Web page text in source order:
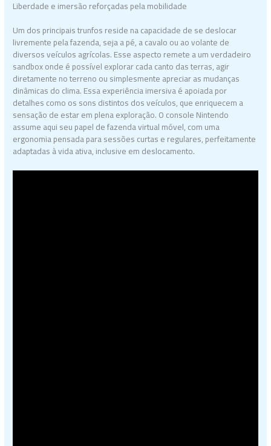
Liberdade e imersão reforçadas pela mobilidade
Um dos principais trunfos reside na capacidade de se deslocar
livremente pela fazenda, seja a pé, a cavalo ou ao volante de
diversos veículos agrícolas. Esse aspecto remete a um verdadeiro
sandbox onde é possível explorar cada canto das terras, agir
diretamente no terreno ou simplesmente apreciar as mudanças
dinâmicas do clima. Essa experiência imersiva é apoiada por
detalhes como os sons distintos dos veículos, que enriquecem a
sensação de estar em plena exploração. O console Nintendo
assume aqui seu papel de fazenda virtual móvel, com uma
ergonomia pensada para sessões curtas e regulares, perfeitamente
adaptadas à vida ativa, inclusive em deslocamento.